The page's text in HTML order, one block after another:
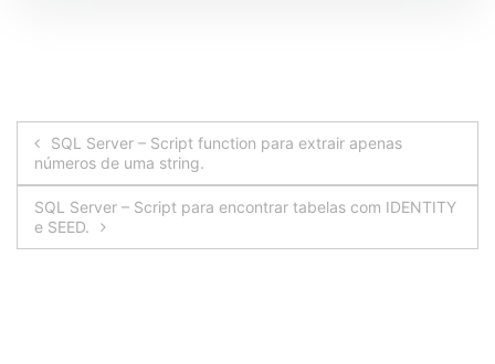
Navegação
de
Post
SQL Server – Script function para extrair apenas
números de uma string.
SQL Server – Script para encontrar tabelas com IDENTITY
e SEED.